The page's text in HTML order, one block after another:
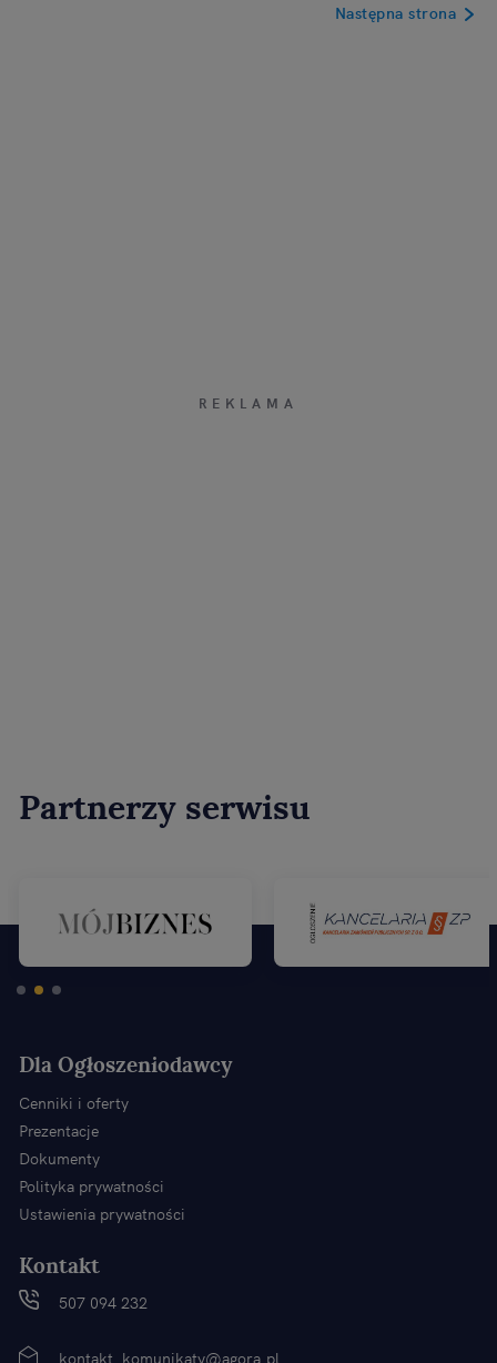
Następna strona
Partnerzy serwisu
Dla Ogłoszeniodawcy
Cenniki i oferty
Prezentacje
Dokumenty
Polityka prywatności
Ustawienia prywatności
Kontakt
507 094 232
kontakt_komunikaty@agora.pl